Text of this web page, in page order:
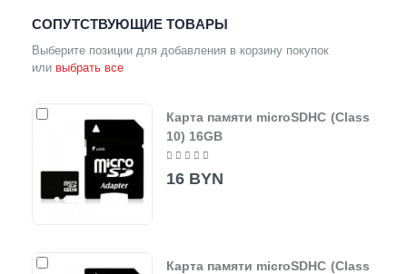
СОПУТСТВУЮЩИЕ ТОВАРЫ
Выберите позиции для добавления в корзину покупок
или выбрать все
Карта памяти microSDHC (Class
10) 16GB
16 BYN
Карта памяти microSDHC (Class